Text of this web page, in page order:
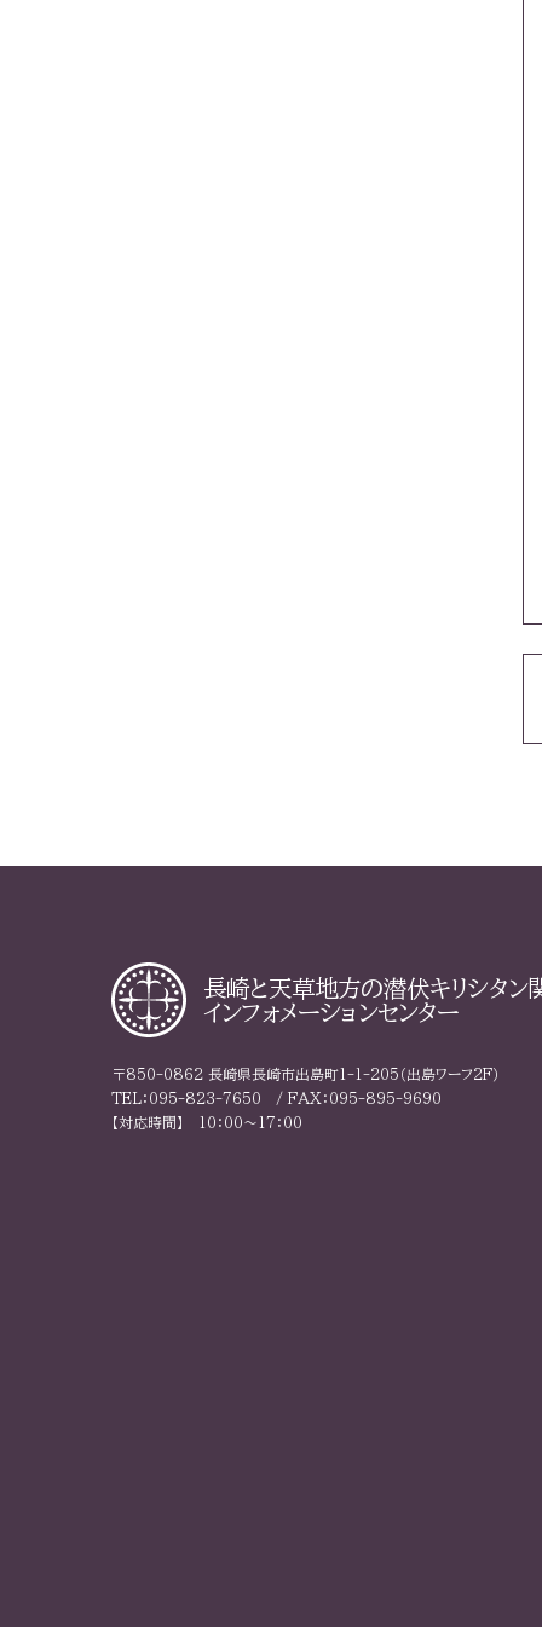
長崎と天草地方の潜伏キリシタン
インフォメーションセンター
〒850-0862 長崎県長崎市出島町1-1-205（出島ワーフ2F）
TEL：095-823-7650 / FAX：095-895-9690
【対応時間】 10：00～17：00